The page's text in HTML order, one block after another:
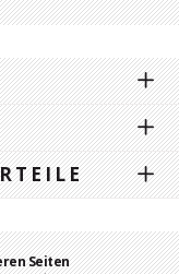
Seiten